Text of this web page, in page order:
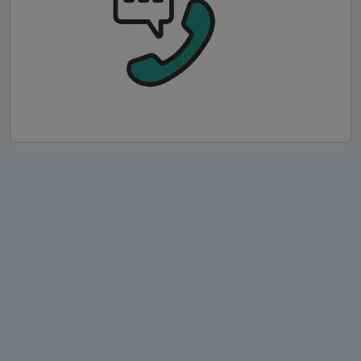
Billie Jean [Michael Jackson]
One Step Beyond [Madness]
Où Sont Les Femmes [Patrick Juvet]
Use Me [Bill Withers]